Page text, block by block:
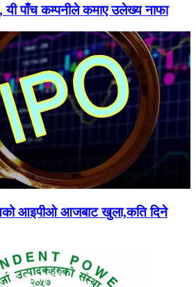
यी पाँच कम्पनीले कमाए उलेख्य नाफा
आइपीओ आजबाट खुला,कति दिने